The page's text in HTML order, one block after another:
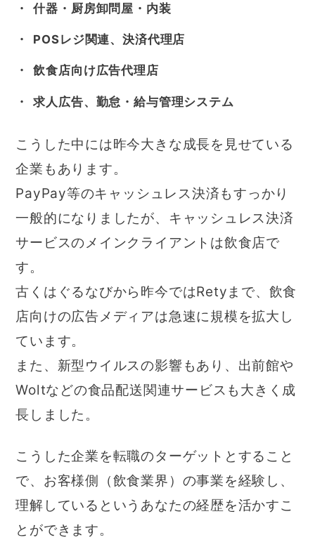
什器・厨房卸問屋・内装
POSレジ関連、決済代理店
飲食店向け広告代理店
求人広告、勤怠・給与管理システム
こうした中には昨今大きな成長を見せている
企業もあります。
PayPay等のキャッシュレス決済もすっかり
一般的になりましたが、キャッシュレス決済
サービスのメインクライアントは飲食店で
す。
古くはぐるなびから昨今ではRetyまで、飲食
店向けの広告メディアは急速に規模を拡大し
ています。
また、新型ウイルスの影響もあり、出前館や
Woltなどの食品配送関連サービスも大きく成
長しました。
こうした企業を転職のターゲットとすること
で、お客様側（飲食業界）の事業を経験し、
理解しているというあなたの経歴を活かすこ
とができます。